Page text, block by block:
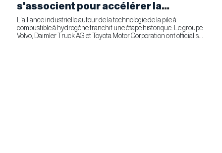
s'associent pour accélérer la
fabrication industrielle de piles à
combustible pour le transport
commercial
L'alliance industrielle autour de la technologie de la pile à
combustible à hydrogène franchit une étape historique. Le groupe
Volvo, Daimler Truck AG et Toyota Motor Corporation ont officialisé